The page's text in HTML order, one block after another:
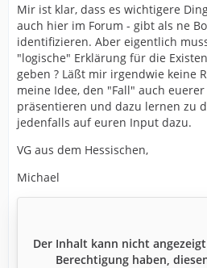
Mir ist klar, dass es wichtigere
auch hier im Forum - gibt als ne
identifizieren. Aber eigentlich
"logische" Erklärung für die
geben ? Läßt mir irgendwie keine
meine Idee, den "Fall" auch
präsentieren und dazu lernen zu
jedenfalls auf euren Input dazu.
VG aus dem Hessischen,
Michael
Der Inhalt kann nicht
Berechtigung haben,